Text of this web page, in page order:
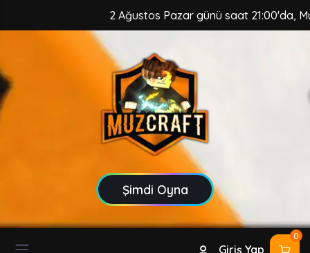
2 Ağustos Pazar günü saat 21:00'da,
Şimdi Oyna
Giriş Yap
0